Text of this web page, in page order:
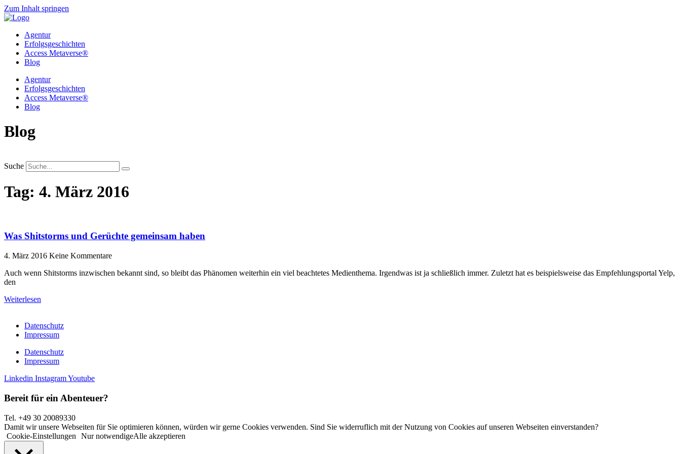
Zum Inhalt springen
Agentur
Erfolgsgeschichten
Access Metaverse®
Blog
Agentur
Erfolgsgeschichten
Access Metaverse®
Blog
Blog
Suche
Tag: 4. März 2016
Was Shitstorms und Gerüchte gemeinsam haben
4. März 2016 Keine Kommentare
Auch wenn Shitstorms inzwischen bekannt sind, so bleibt das Phänomen weiterhin ein viel beachtetes Medienthema. Irgendwas ist ja schließlich immer. Zuletzt hat es beispielsweise das Empfehlungsportal Yelp,
den
Weiterlesen
Datenschutz
Impressum
Datenschutz
Impressum
Linkedin InstagramYoutube
Bereit für ein Abenteuer?
Tel. +49 30 20089330
Damit wir unsere Webseiten für Sie optimieren können, würden wir gerne Cookies verwenden. Sind Sie widerruflich mit der Nutzung von Cookies auf unseren Webseiten einverstanden?
Cookie-Einstellungen
Nur notwendigeAlle akzeptieren